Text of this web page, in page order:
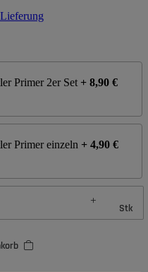
Primer 2er Set + 8,90 €
Primer einzeln + 4,90 €
Stk